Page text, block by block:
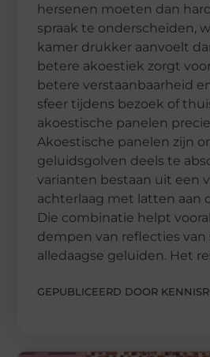
hersenen moeten dan
spraak te onderscheiden,
kamer drukker aanvoelt
betere akoestiek zorgt
betere verstaanbaarheid
sfeer tijdens bezoek of
akoestische panelen
Akoestische panelen zijn
geluidsgolven deels te
varianten bestaan uit een
achterlaag met latten aan
Die combinatie helpt
dempen van reflecties van
alledaagse geluiden. Het
GEPUBLICEERD DOOR